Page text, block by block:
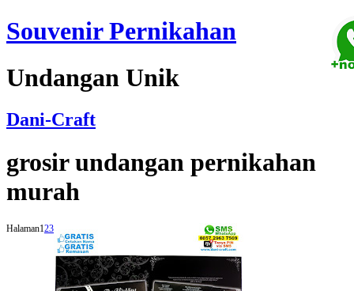
Souvenir Pernikahan
Undangan Unik
Dani-Craft
grosir undangan pernikahan
murah
Halaman123